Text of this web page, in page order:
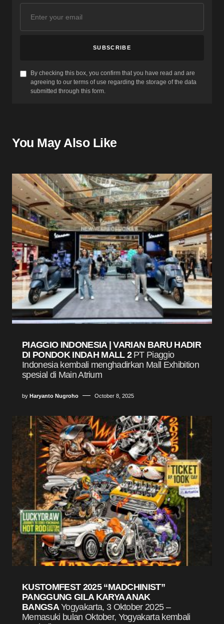
SUBSCRIBE
By checking this box, you confirm that you have read and are
agreeing to our terms of use regarding the storage of the data
submitted through this form.
You May Also Like
PIAGGIO INDONESIA | VARIAN BARU HADIR
DI PONDOK INDAH MALL 2 PT Piaggio
Indonesia kembali menghadirkan Mall Exhibition
spesial di Main Atrium
by Haryanto Nugroho October 8, 2025
KUSTOMFEST 2025 “MADCHINIST”
PANGGUNG GILA KARYA ANAK
BANGSA Yogyakarta, 3 Oktober 2025 –
Memasuki bulan Oktober, Yogyakarta kembali